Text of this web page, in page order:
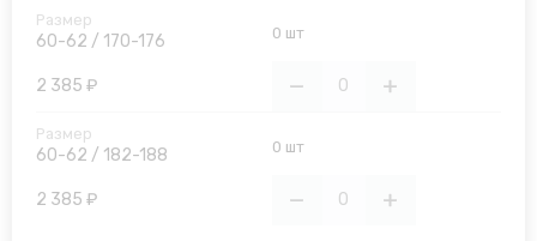
60-62 / 170-176 0 шт
2 385 ₽
60-62 / 182-188 0 шт
2 385 ₽